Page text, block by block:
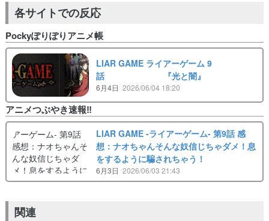
各サイトでの反応
Pockyぽりぽりアニメ帳
LIAR GAME ライアーゲーム 9
話 『光と闇』
6月4日 2026/06/04 18:20
アニメつぶやき速報‼︎
LIAR GAME -ライアーゲーム- 第9話 感
想：ナオちゃんそんな奴信じちゃダメ！息
をするように騙されちゃう！
6月3日 2026/06/03 21:43
関連